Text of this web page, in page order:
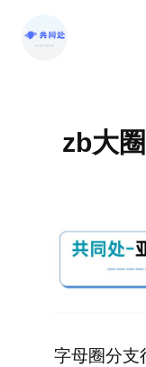
zb大
字母圈分支